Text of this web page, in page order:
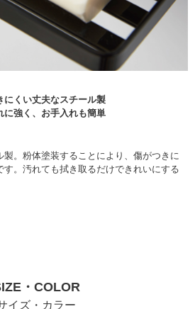
にくい丈夫なスチール製
に強く、お手入れも簡単
。粉体塗装することにより、傷がつきに
す。汚れても拭き取るだけできれいにする
・COLOR
イズ・カラー